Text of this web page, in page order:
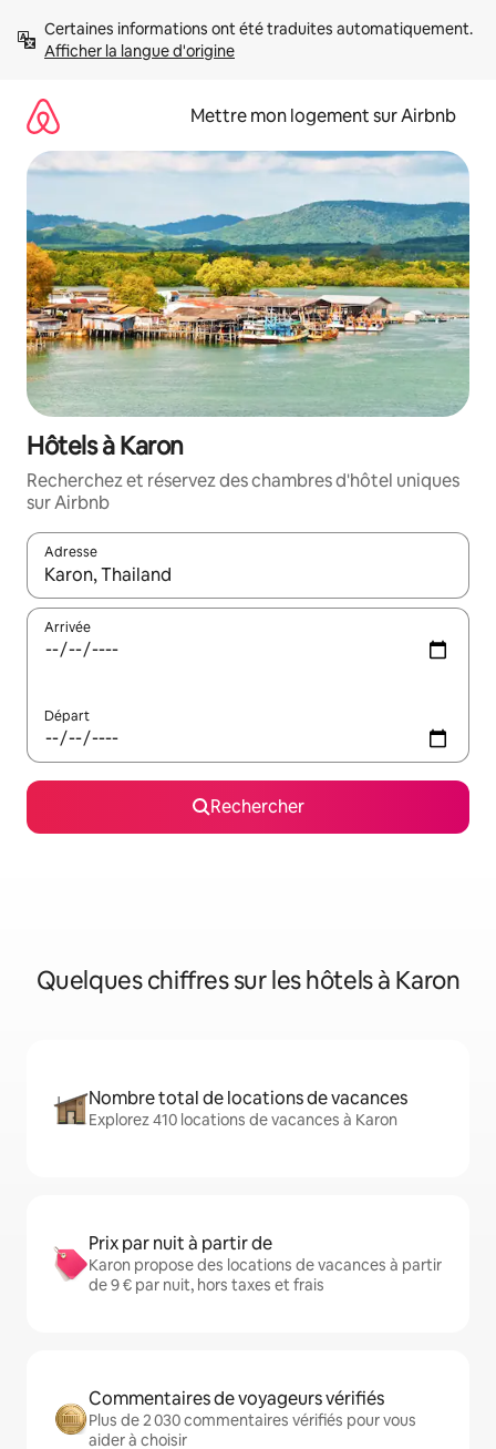
directement
Afficher la langue d'origine
Mettre mon logement sur Airbnb
Hôtels à Karon
Recherchez et réservez des chambres d'hôtel uniques
sur Airbnb
Adresse
Lorsque les résultats s'affichent, utilisez les flèches vers le
Arrivée
Départ
Rechercher
Quelques chiffres sur les hôtels à Karon
Nombre total de locations de vacances
Explorez 410 locations de vacances à Karon
Prix par nuit à partir de
Karon propose des locations de vacances à partir
de 9 € par nuit, hors taxes et frais
Commentaires de voyageurs vérifiés
Plus de 2 030 commentaires vérifiés pour vous
aider à choisir